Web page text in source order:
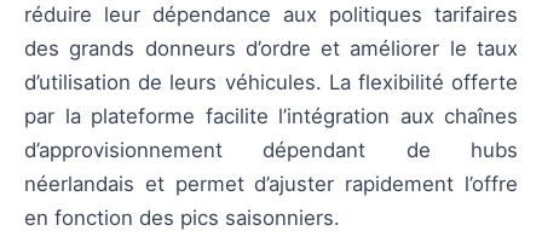
réduire leur dépendance aux politiques tarifaires
des grands donneurs d’ordre et améliorer le taux
d’utilisation de leurs véhicules. La flexibilité offerte
par la plateforme facilite l’intégration aux chaînes
d’approvisionnement dépendant de hubs
néerlandais et permet d’ajuster rapidement l’offre
en fonction des pics saisonniers.